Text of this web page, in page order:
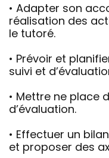
• Adapter son
réalisation des
le tutoré.
• Prévoir et
suivi et
• Mettre ne place
d’évaluation.
• Effectuer un
et proposer des